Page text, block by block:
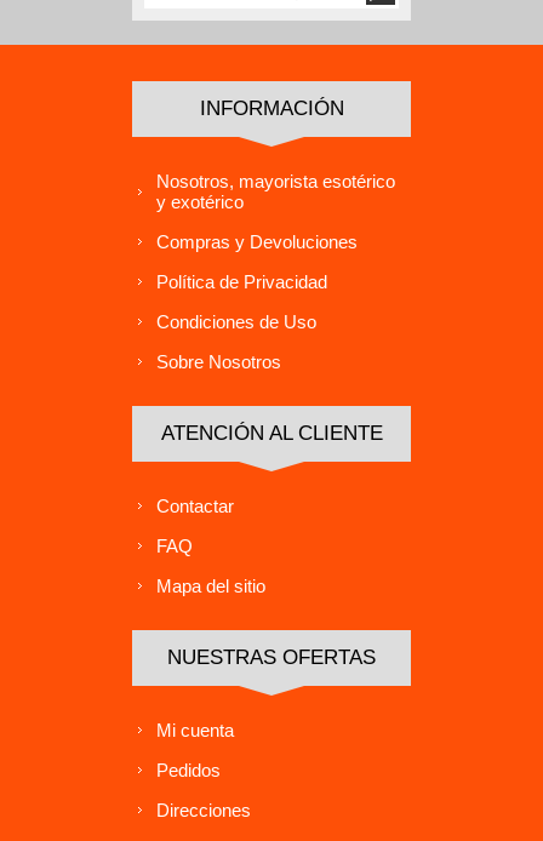
INFORMACIÓN
Nosotros, mayorista esotérico
y exotérico
Compras y Devoluciones
Política de Privacidad
Condiciones de Uso
Sobre Nosotros
ATENCIÓN AL CLIENTE
Contactar
FAQ
Mapa del sitio
NUESTRAS OFERTAS
Mi cuenta
Pedidos
Direcciones